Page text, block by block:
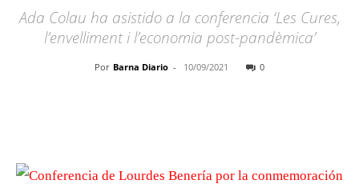
Ada Colau ha asistido a la conferencia ‘Les Cures,
l’envelliment i l’economia post-pandèmica’
Por Barna Diario - 10/09/2021 0